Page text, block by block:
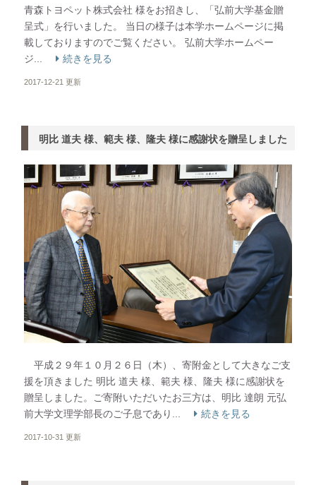
青森トヨペット株式会社 様をお招きし、「弘前大学基金贈
呈式」を行いました。 当日の様子は本学ホームページに掲
載しておりますのでご覧ください。 弘前大学ホームペー
ジ...
続きを見る
2017-12-21 更新
明比 道夫 様、範夫 様、隆夫 様に感謝状を贈呈しました
平成２９年１０月２６日（木）、寄附金として大きなご支
援を頂きました 明比 道夫 様、範夫 様、隆夫 様に感謝状を
贈呈しました。ご寄附いただいたお三方は、明比 達朗 元弘
前大学文理学部長のご子息であり...
続きを見る
2017-10-31 更新